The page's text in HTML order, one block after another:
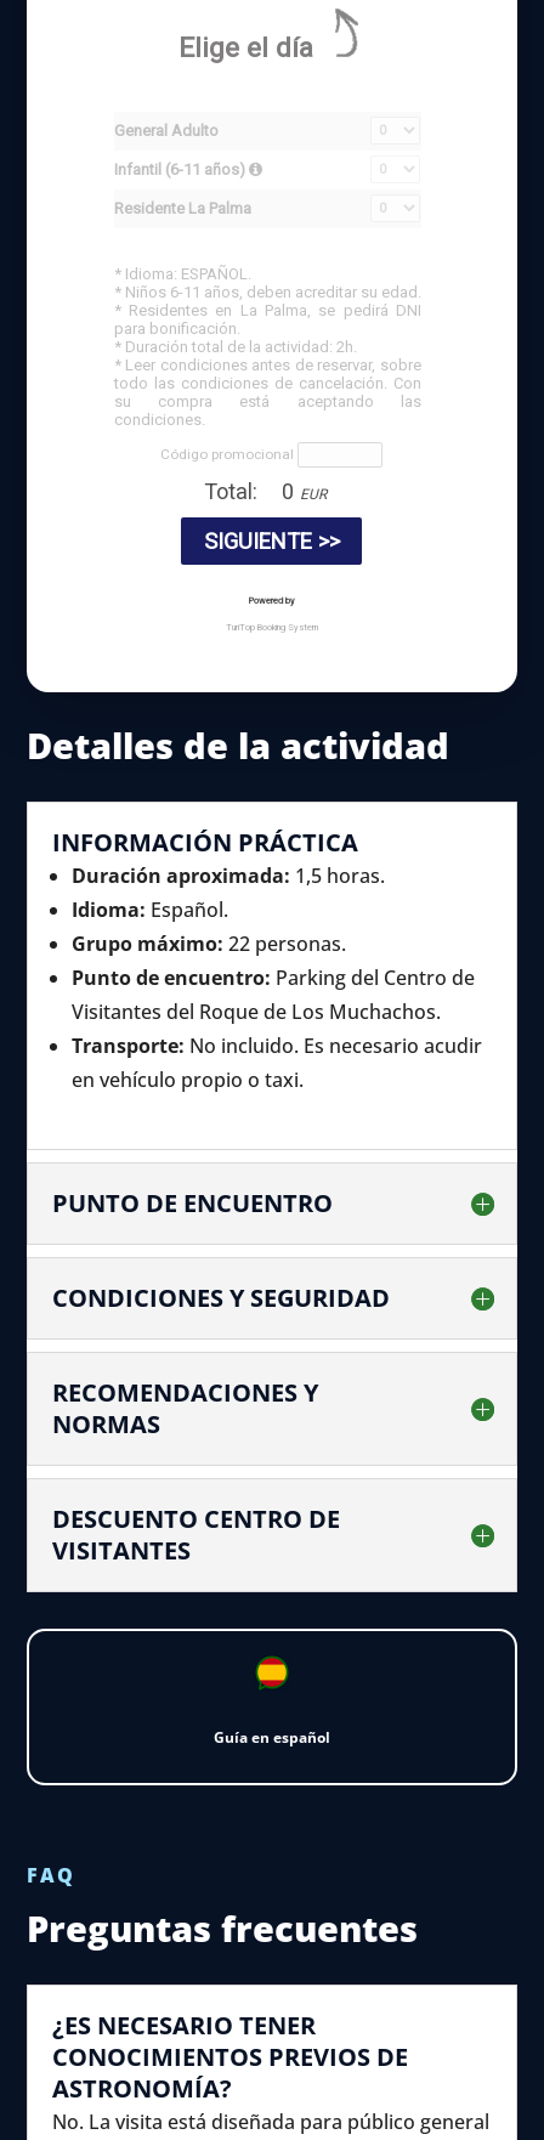
Detalles de la actividad
INFORMACIÓN PRÁCTICA
Duración aproximada: 1,5 horas.
Idioma: Español.
Grupo máximo: 22 personas.
Punto de encuentro: Parking del Centro de
Visitantes del Roque de Los Muchachos.
Transporte: No incluido. Es necesario acudir
en vehículo propio o taxi.
PUNTO DE ENCUENTRO
CONDICIONES Y SEGURIDAD
RECOMENDACIONES Y
NORMAS
DESCUENTO CENTRO DE
VISITANTES
Guía en español
FAQ
Preguntas frecuentes
¿ES NECESARIO TENER
CONOCIMIENTOS PREVIOS DE
ASTRONOMÍA?
No. La visita está diseñada para público general